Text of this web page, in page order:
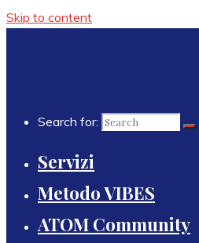
Skip to content
Search for:
Servizi
Metodo VIBES
ATOM Community